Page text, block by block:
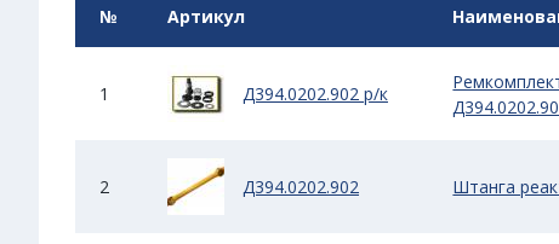
№ Артикул
1 Д394.0202.902 р/к
2 Д394.0202.902 Штанга